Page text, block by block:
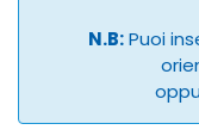
N.B:Puoi